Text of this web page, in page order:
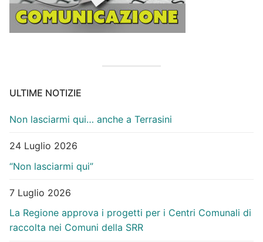
ULTIME NOTIZIE
Non lasciarmi qui… anche a Terrasini
24 Luglio 2026
“Non lasciarmi qui”
7 Luglio 2026
La Regione approva i progetti per i Centri Comunali di
raccolta nei Comuni della SRR